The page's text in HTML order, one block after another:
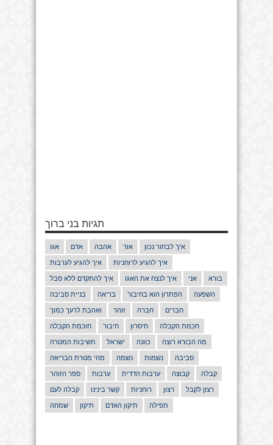
תגיות בני ברוך
אגו אדם אהבה אור איך לבחור נכון
איך להגיע לערבות איך להגיע לרוחניות
איך להתקדם ללא סבל איך לנצח את האגו אני בורא
בניית סביבה בריאה הפתרון הוא בחיבור השפעה
ואהבת לרעך כמוך זוהר חברה חברים
חוכמת הקבלה חיבור חיסרון חכמת הקבלה
חשיבות המטרה ישראל כוונה מה הבורא רוצה
מהי מטרת הבריאה נשמה נשמות סביבה
ספר הזוהר ערבות ערבות הדדית קבוצה קבלה
קבלה לעם קשר בינינו רוחניות רצון רצון לקבל
שמחה תיקון תיקון האדם תפילה